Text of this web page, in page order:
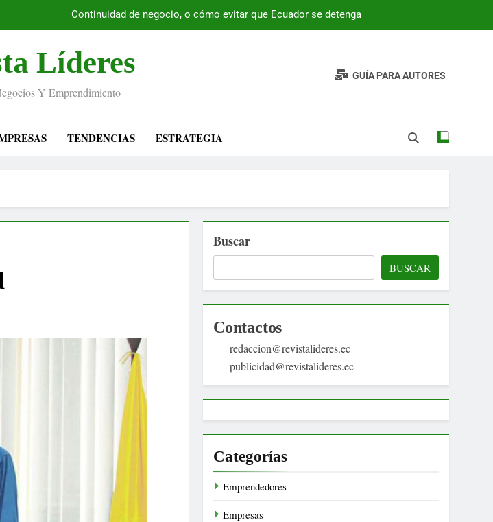
Continuidad de negocio, o cómo evitar que Ecuador se detenga
Líderes
Y Emprendimiento
GUÍA PARA AUTORES
TENDENCIAS ESTRATEGIA
Buscar
BUSCAR
Contactos
redaccion@revistalideres.ec
publicidad@revistalideres.ec
Categorías
Emprendedores
Empresas